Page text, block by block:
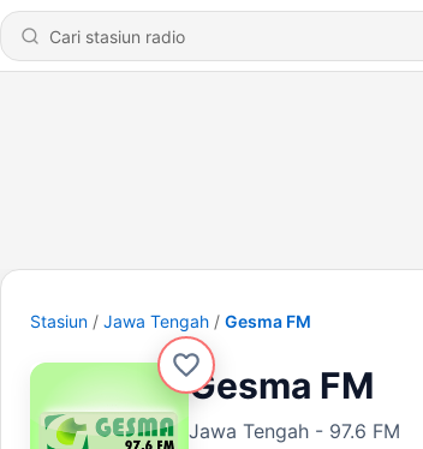
Stasiun Jawa Tengah Gesma FM
Gesma FM
Jawa Tengah - 97.6 FM